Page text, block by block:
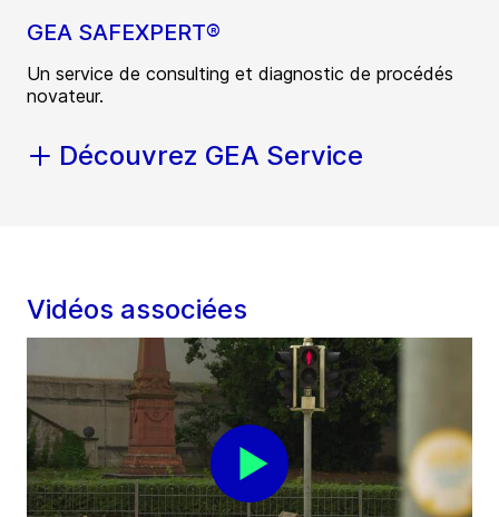
GEA SAFEXPERT®
Un service de consulting et diagnostic de procédés
novateur.
Découvrez GEA Service
Vidéos associées